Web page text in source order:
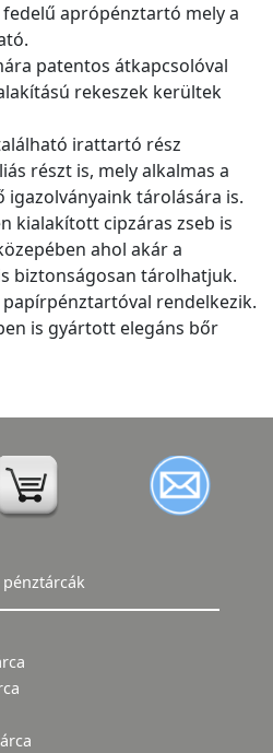
aprópénztartó mely a
patentos átkapcsolóval
rekeszek kerültek
irattartó rész
részt is, mely alkalmas a
tárolására is.
kialakított cipzáras zseb is
ahol akár a
biztonságosan tárolhatjuk.
rendelkezik.
is gyártott elegáns bőr
pénztárcák